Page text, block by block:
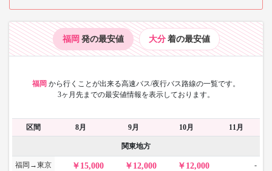
福岡 発の最安値 大分 着の最安値
福岡 から行くことが出来る高速バス/夜行バス路線の一覧です。
3ヶ月先までの最安値情報を表示しております。
区間 8月 9月 10月 11月
関東地方
福岡→東京 15,000 12,000 12,000 -